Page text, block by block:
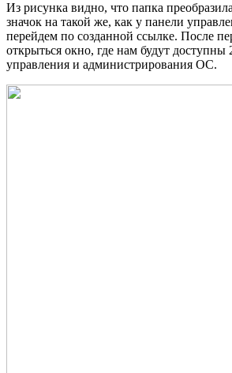
Из рисунка видно, что папка
значок на такой же, как у панели
перейдем по созданной ссылке. После
открыться окно, где нам будут доступны
управления и администрирования ОС.